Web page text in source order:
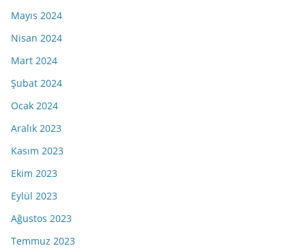
Mayıs 2024
Nisan 2024
Mart 2024
Şubat 2024
Ocak 2024
Aralık 2023
Kasım 2023
Ekim 2023
Eylül 2023
Ağustos 2023
Temmuz 2023